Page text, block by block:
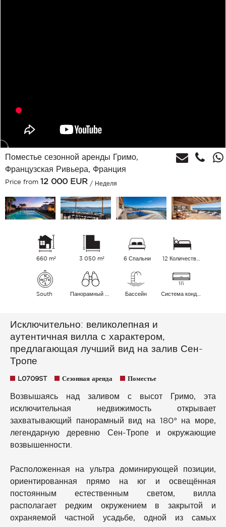
Поместье сезонной аренды Гримо,
Французская Ривьера, Франция
Price from 12 000 EUR / Неделя
660 m² 3 050 m² 6 Спальни 12 Количество спальных мест
South Бассейн
Исключительно: великолепная и
аутентичная вилла с характером,
предлагающая лучший вид на залив Сен-
Тропе
L0709ST Сезонная аренда Поместье
Возвышаясь над заливом с высот Гримо, эта
исключительная недвижимость открывает
захватывающий панорамный вид на 180° на море,
легендарную деревню Сен-Тропе и окружающие
возвышенности.
Расположенная на ультра доминирующей позиции,
ориентированная прямо на юг и освещённая
постоянным естественным светом, вилла
располагает редким окружением в закрытой и
охраняемой частной усадьбе, одной из самых